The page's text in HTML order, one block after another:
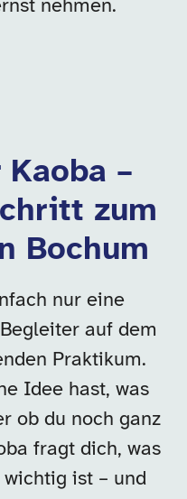
nehmen.
–
zum
Bochum
nur eine
auf dem
Praktikum.
Idee hast, was
ob du noch ganz
fragt dich, was
ist – und